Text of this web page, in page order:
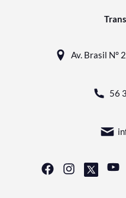
Av. Brasil N°
56